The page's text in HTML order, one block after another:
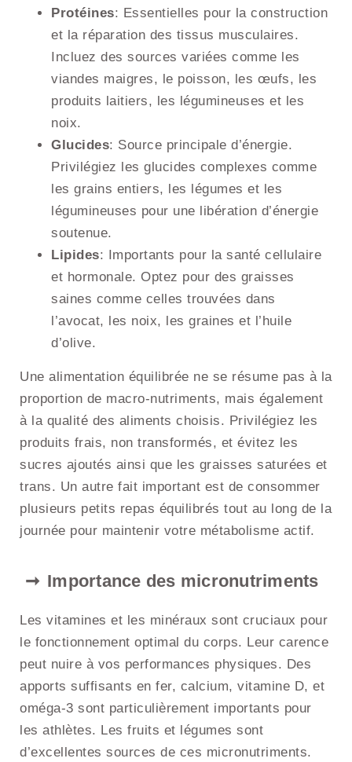
Protéines: Essentielles pour la construction
et la réparation des tissus musculaires.
Incluez des sources variées comme les
viandes maigres, le poisson, les œufs, les
produits laitiers, les légumineuses et les
noix.
Glucides: Source principale d’énergie.
Privilégiez les glucides complexes comme
les grains entiers, les légumes et les
légumineuses pour une libération d’énergie
soutenue.
Lipides: Importants pour la santé cellulaire
et hormonale. Optez pour des graisses
saines comme celles trouvées dans
l’avocat, les noix, les graines et l’huile
d’olive.
Une alimentation équilibrée ne se résume pas à la
proportion de macro-nutriments, mais également
à la qualité des aliments choisis. Privilégiez les
produits frais, non transformés, et évitez les
sucres ajoutés ainsi que les graisses saturées et
trans. Un autre fait important est de consommer
plusieurs petits repas équilibrés tout au long de la
journée pour maintenir votre métabolisme actif.
Importance des micronutriments
Les vitamines et les minéraux sont cruciaux pour
le fonctionnement optimal du corps. Leur carence
peut nuire à vos performances physiques. Des
apports suffisants en fer, calcium, vitamine D, et
oméga-3 sont particulièrement importants pour
les athlètes. Les fruits et légumes sont
d’excellentes sources de ces micronutriments.